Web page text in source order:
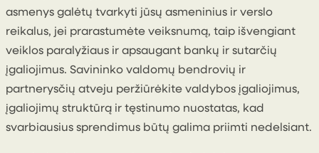
asmenys galėtų tvarkyti jūsų asmeninius ir verslo
reikalus, jei prarastumėte veiksnumą, taip išvengiant
veiklos paralyžiaus ir apsaugant bankų ir sutarčių
įgaliojimus. Savininko valdomų bendrovių ir
partnerysčių atveju peržiūrėkite valdybos įgaliojimus,
įgaliojimų struktūrą ir tęstinumo nuostatas, kad
svarbiausius sprendimus būtų galima priimti nedelsiant.